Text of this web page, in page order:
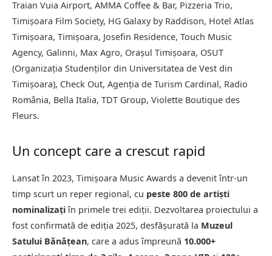
Traian Vuia Airport, AMMA Coffee & Bar, Pizzeria Trio,
Timișoara Film Society, HG Galaxy by Raddison, Hotel Atlas
Timișoara, Timișoara, Josefin Residence, Touch Music
Agency, Galinni, Max Agro, Orașul Timișoara, OSUT
(Organizația Studenților din Universitatea de Vest din
Timișoara), Check Out, Agenția de Turism Cardinal, Radio
România, Bella Italia, TDT Group, Violette Boutique des
Fleurs.
Un concept care a crescut rapid
Lansat în 2023, Timișoara Music Awards a devenit într-un
timp scurt un reper regional, cu peste 800 de artiști
nominalizațiîn primele trei ediții. Dezvoltarea proiectului a
fost confirmată de ediția 2025, desfășurată la Muzeul
Satului Bănățean, care a adus împreună 10.000+